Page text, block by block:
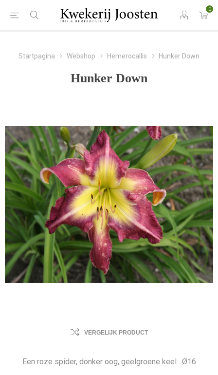
0
Startpagina Webshop Hemerocallis Hunker Down
Hunker Down
VERGELIJK PRODUCT
Een roze spider, donker oog, geelgroene keel . Ø16